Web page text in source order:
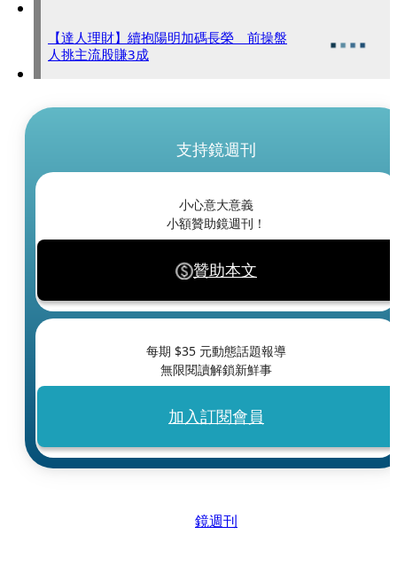
【達人理財】續抱陽明加碼長榮 前操盤
人挑主流股賺3成
支持鏡週刊
小心意大意義
小額贊助鏡週刊！
贊助本文
每期 $35 元動態話題報導
無限閱讀解鎖新鮮事
加入訂閱會員
鏡週刊